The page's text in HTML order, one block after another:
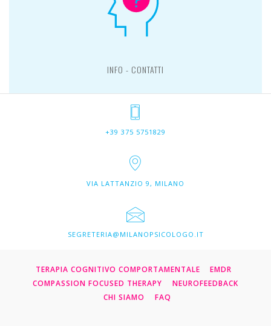
INFO - CONTATTI
+39 375 5751829
VIA LATTANZIO 9, MILANO
SEGRETERIA@MILANOPSICOLOGO.IT
TERAPIA COGNITIVO COMPORTAMENTALE
EMDR
COMPASSION FOCUSED THERAPY
NEUROFEEDBACK
CHI SIAMO
FAQ